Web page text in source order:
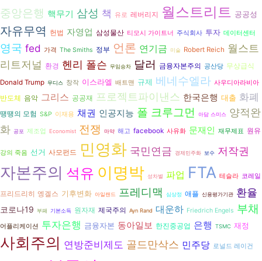
중앙은행 핵무기 삼성 책 유로 레버리지 월스트리트 공공성
자유무역 헌법 자영업 삼성물산 티모시 가이트너 주식회사 투자 데이터센터
영국 fed 가격 The Smiths 정부 언론 연기금 미술 Robert Reich 월스트
리트저널 환경 헨리 폴슨 무임승차 달러 금융자본주의 공산당 무상급식
Donald Trump 무디스 창작 이스라엘 배트맨 규제 베네수엘라 사우디아라비아
반도체 음악 그리스 공공재 프로젝트파이낸스 한국은행 대출 화폐
땡땡의 모험 S&P 이재용 채권 인공지능 폴 크루그먼 아담 스미스
양적완
화 공포 제조업 Economist 전쟁 마약 해고 facebook 사유화 문재인 재무제표 원유
강의 죽음 선거 사모펀드 민영화 국민연금 경제민주화 보수 저작권
자본주의 석유 이명박 성차별 파업 FTA 테슬라 코레일
프리드리히 엥겔스 기후변화 아일랜드 프레디맥 심상정 애플 신용평가기관 환율
코로나19 부패 기본소득 원자재 제국주의 Ayn Rand 대운하 Friedrich Engels 부채
어플리케이션 투자은행 금융자본 동아일보 한진중공업 은행 TSMC 재정
사회주의 연방준비제도 골드만삭스 민주당 로널드 레이건